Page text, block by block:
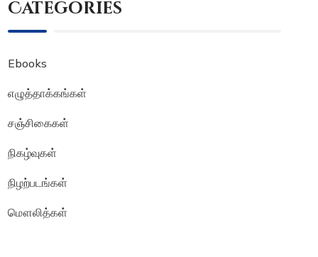
Categories
Ebooks
எழுத்தாக்கங்கள்
சஞ்சிகைகள்
நிகழ்வுகள்
நிழற்படங்கள்
மௌலித்கள்